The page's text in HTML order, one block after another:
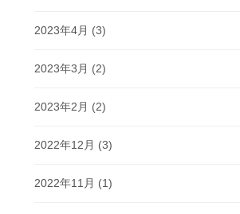
2023年4月 (3)
2023年3月 (2)
2023年2月 (2)
2022年12月 (3)
2022年11月 (1)